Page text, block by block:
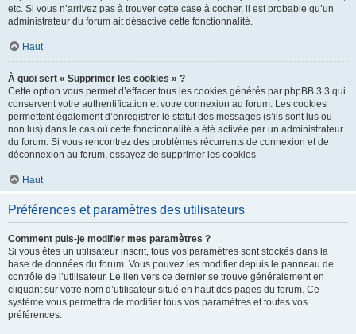
etc. Si vous n’arrivez pas à trouver cette case à cocher, il est probable qu’un
administrateur du forum ait désactivé cette fonctionnalité.
Haut
À quoi sert « Supprimer les cookies » ?
Cette option vous permet d’effacer tous les cookies générés par phpBB 3.3 qui
conservent votre authentification et votre connexion au forum. Les cookies
permettent également d’enregistrer le statut des messages (s’ils sont lus ou
non lus) dans le cas où cette fonctionnalité a été activée par un administrateur
du forum. Si vous rencontrez des problèmes récurrents de connexion et de
déconnexion au forum, essayez de supprimer les cookies.
Haut
Préférences et paramètres des utilisateurs
Comment puis-je modifier mes paramètres ?
Si vous êtes un utilisateur inscrit, tous vos paramètres sont stockés dans la
base de données du forum. Vous pouvez les modifier depuis le panneau de
contrôle de l’utilisateur. Le lien vers ce dernier se trouve généralement en
cliquant sur votre nom d’utilisateur situé en haut des pages du forum. Ce
système vous permettra de modifier tous vos paramètres et toutes vos
préférences.